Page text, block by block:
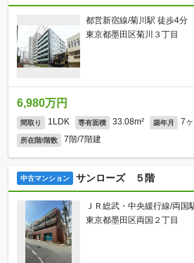
都営新宿線/菊川駅 徒歩4分
東京都墨田区菊川３丁目
6,980万円
間取り 1LDK 専有面積 33.08m² 築年月 7
所在階/階数 7階/7階建
中古マンション サンローズ ５階
ＪＲ総武・中央緩行線/両国
東京都墨田区両国２丁目